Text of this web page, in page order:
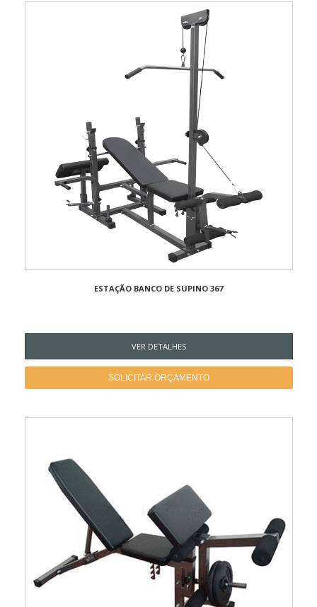
ESTAÇÃO BANCO DE SUPINO 367
VER DETALHES
SOLICITAR ORÇAMENTO